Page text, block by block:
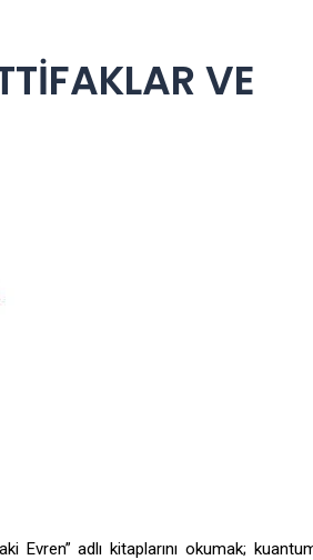
VE
Evren” adlı kitaplarını okumak;